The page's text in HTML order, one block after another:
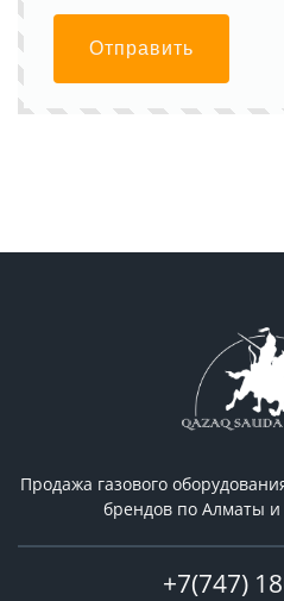
Отправить
Продажа газового
брендов по Алматы и
+7(747)